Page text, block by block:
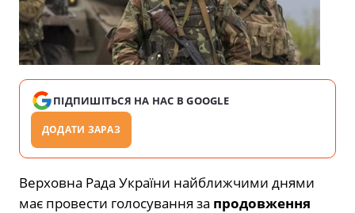
ПІДПИШІТЬСЯ НА НАС В GOOGLE
ДОДАТИ ЗАРАЗ
Верховна Рада України найближчими днями
має провести голосування за продовження